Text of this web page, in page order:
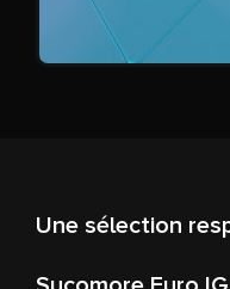
Une sélection